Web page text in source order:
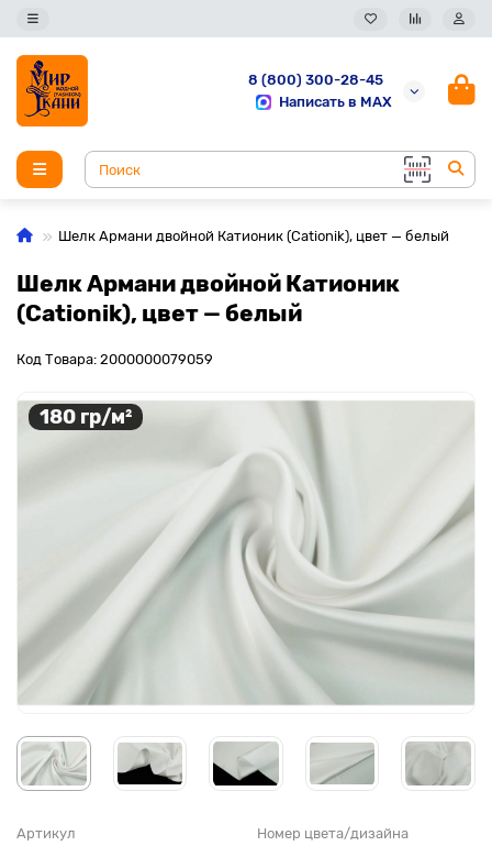
8 (800) 300-28-45
Написать в MAX
Шелк Армани двойной Катионик (Cationik), цвет — белый
Шелк Армани двойной Катионик
(Cationik), цвет — белый
Код Товара: 2000000079059
180 гр/м²
Артикул Номер цвета/дизайна